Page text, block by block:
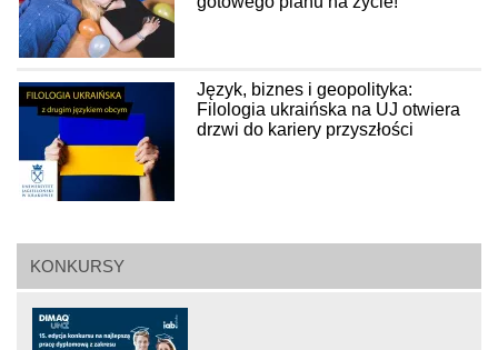
KONKURSY
Język, biznes i geopolityka:
Filologia ukraińska na UJ otwiera
drzwi do kariery przyszłości